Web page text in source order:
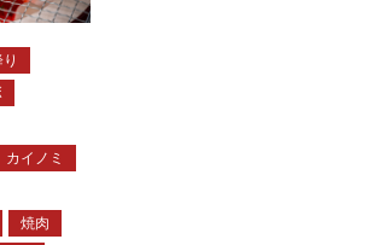
カイノミ
焼肉